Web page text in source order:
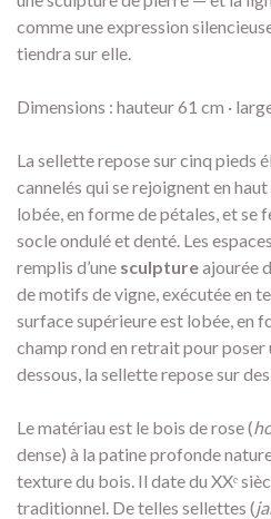
comme une expression
tiendra sur elle.
Dimensions : hauteur 61 cm ·
La sellette repose sur cinq pieds
cannelés qui se rejoignent en
lobée, en forme de pétales, et se
socle ondulé et denté. Les
remplis d’une sculptureajourée
de motifs de vigne, exécutée en
surface supérieure est lobée, en
champ rond en retrait pour poser
dessous, la sellette repose sur
Le matériau est le bois de rose (
dense) à la patine profonde
texture du bois. Il date du XXᵉ
traditionnel. De telles sellettes (